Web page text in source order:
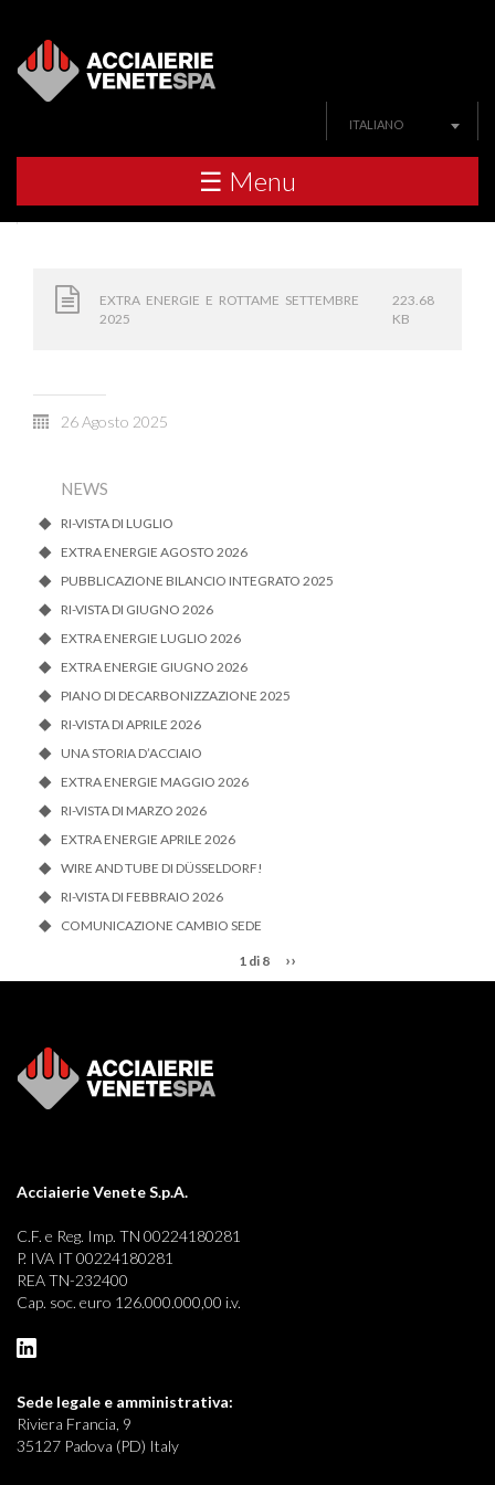
ITALIANO
☰ Menu
EXTRA ENERGIE E ROTTAME SETTEMBRE
2025
223.68
KB
26 Agosto 2025
NEWS
RI-VISTA DI LUGLIO
EXTRA ENERGIE AGOSTO 2026
PUBBLICAZIONE BILANCIO INTEGRATO 2025
RI-VISTA DI GIUGNO 2026
EXTRA ENERGIE LUGLIO 2026
EXTRA ENERGIE GIUGNO 2026
PIANO DI DECARBONIZZAZIONE 2025
RI-VISTA DI APRILE 2026
UNA STORIA D’ACCIAIO
EXTRA ENERGIE MAGGIO 2026
RI-VISTA DI MARZO 2026
EXTRA ENERGIE APRILE 2026
WIRE AND TUBE DI DÜSSELDORF!
RI-VISTA DI FEBBRAIO 2026
COMUNICAZIONE CAMBIO SEDE
1 di 8 ››
Acciaierie Venete S.p.A.
C.F. e Reg. Imp. TN 00224180281
P. IVA IT 00224180281
REA TN-232400
Cap. soc. euro 126.000.000,00 i.v.
Sede legale e amministrativa:
Riviera Francia, 9
35127 Padova (PD) Italy